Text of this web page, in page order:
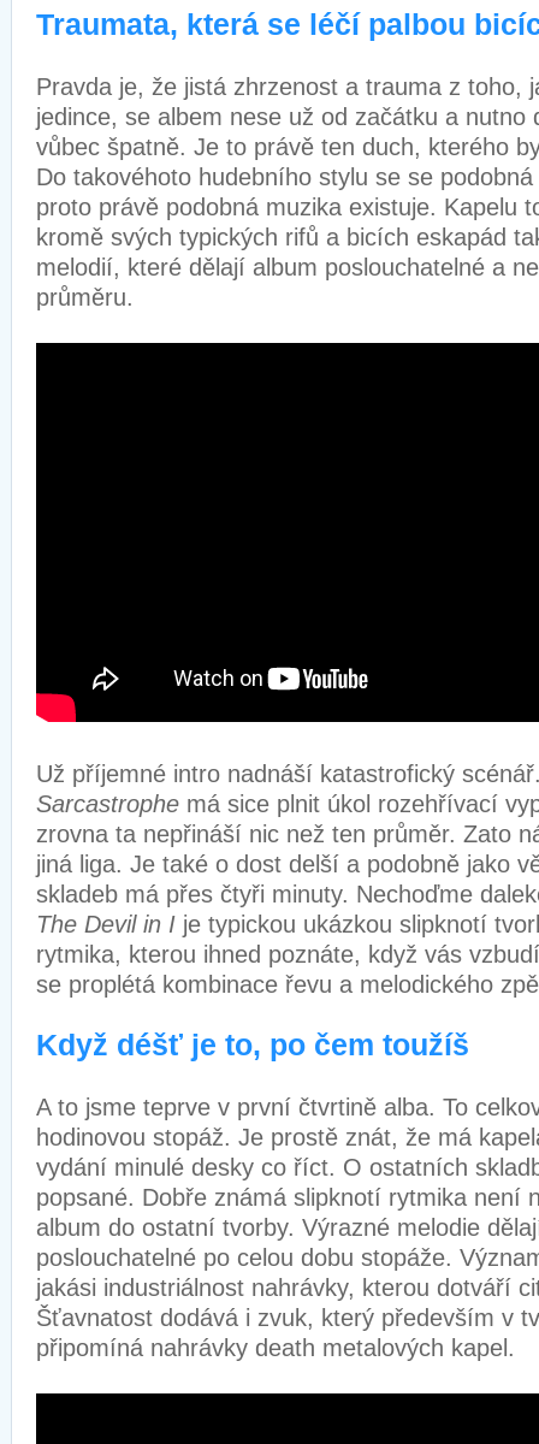
Traumata, která se léčí palbou
Pravda je, že jistá zhrzenost a trauma z toho,
jedince, se albem nese už od začátku a nutno
vůbec špatně. Je to právě ten duch, kterého
Do takovéhoto hudebního stylu se se
proto právě podobná muzika existuje. Kapelu
kromě svých typických rifů a bicích eskapád
melodií, které dělají album poslouchatelné a
průměru.
Už příjemné intro nadnáší katastrofický
Sarcastrophe má sice plnit úkol rozehřívací
zrovna ta nepřináší nic než ten průměr. Zato
jiná liga. Je také o dost delší a podobně jako
skladeb má přes čtyři minuty. Nechoďme
The Devil in I je typickou ukázkou slipknotí
rytmika, kterou ihned poznáte, když vás
se proplétá kombinace řevu a melodického
Když déšť je to, po čem toužíš
A to jsme teprve v první čtvrtině alba. To
hodinovou stopáž. Je prostě znát, že má
vydání minulé desky co říct. O ostatních
popsané. Dobře známá slipknotí rytmika není
album do ostatní tvorby. Výrazné melodie
poslouchatelné po celou dobu stopáže.
jakási industriálnost nahrávky, kterou dotváří
Šťavnatost dodává i zvuk, který především v
připomíná nahrávky death metalových kapel.